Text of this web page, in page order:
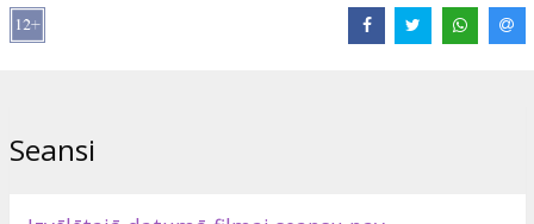
Suvari, Edgars Ramiress un Meisija Greja.
Režisors: Tony Scott
Seansi